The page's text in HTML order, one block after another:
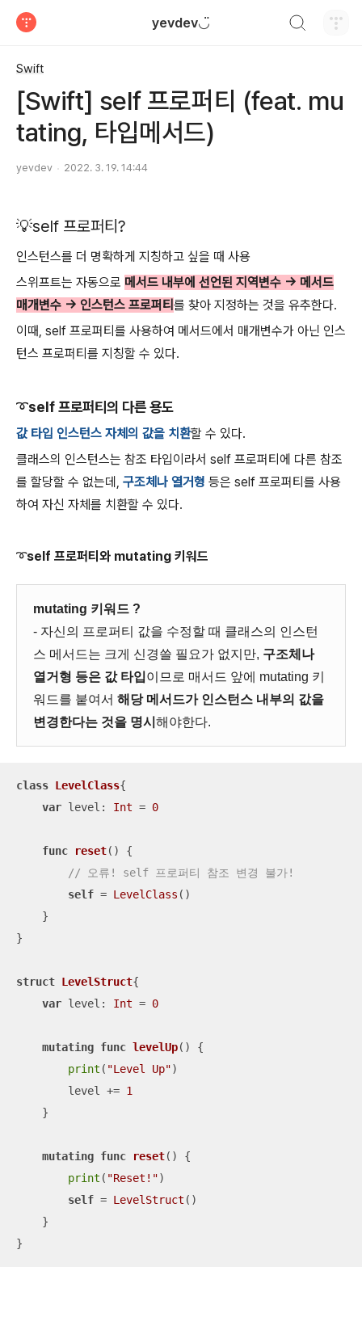
yevdev◡̈
Swift
[Swift] self 프로퍼티 (feat. mu
tating, 타입메서드)
yevdev 2022. 3. 19. 14:44
💡self 프로퍼티?
인스턴스를 더 명확하게 지칭하고 싶을 때 사용
스위프트는 자동으로 메서드 내부에 선언된 지역변수 -> 메서드
매개변수 -> 인스턴스 프로퍼티 를 찾아 지정하는 것을 유추한다.
이때, self 프로퍼티를 사용하여 메서드에서 매개변수가 아닌 인스
턴스 프로퍼티를 지칭할 수 있다.
➰self 프로퍼티의 다른 용도
값 타입 인스턴스 자체의 값을 치환할 수 있다.
클래스의 인스턴스는 참조 타입이라서 self 프로퍼티에 다른 참조
를 할당할 수 없는데, 구조체나 열거형 등은 self 프로퍼티를 사용
하여 자신 자체를 치환할 수 있다.
➰self 프로퍼티와 mutating 키워드
mutating 키워드 ?
- 자신의 프로퍼티 값을 수정할 때 클래스의 인스턴
스 메서드는 크게 신경쓸 필요가 없지만, 구조체나
열거형 등은 값 타입이므로 매서드 앞에 mutating 키
워드를 붙여서 해당 메서드가 인스턴스 내부의 값을
변경한다는 것을 명시 해야한다.
class LevelClass{
var level: Int = 0
func reset()
{
// 오류! self 프로퍼티 참조 변경 불가!
self = LevelClass ()
    }
}
struct LevelStruct{
var level: Int = 0
mutating func levelUp()
{
print ( "Level Up")
        level
+= 1
    }
mutating func reset()
{
print ( "Reset!")
self = LevelStruct ()
    }
}